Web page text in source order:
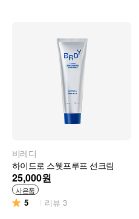
비레디
하이드로 스웻프루프 선크림
25,000원
사은품
5 리뷰 3